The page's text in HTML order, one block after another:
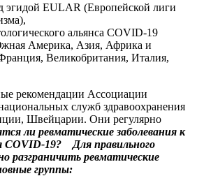
EULAR (Европейской лиги
альянса COVID-19
Америка, Азия, Африка и
Великобритания, Италия,
рекомендации Ассоциации
служб здравоохранения
Швейцарии. Они регулярно
ли ревматические заболевания к
COVID-19?
Для правильного
разграничить ревматические
группы: